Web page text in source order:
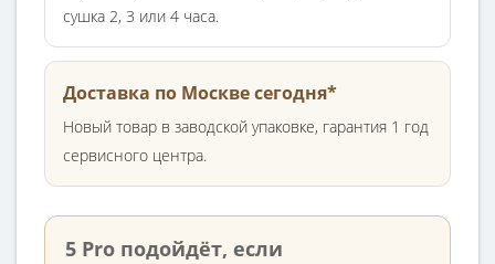
сушка 2, 3 или 4 часа.
Доставка по Москве сегодня*
Новый товар в заводской упаковке, гарантия 1 год
сервисного центра.
5 Pro подойдёт, если